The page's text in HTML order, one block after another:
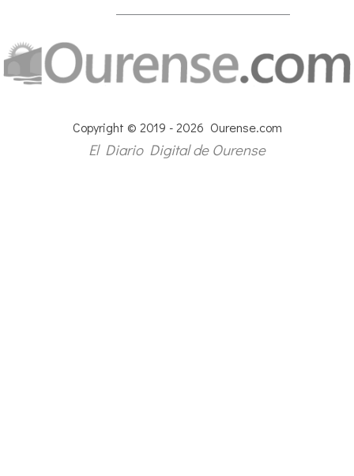
Copyright © 2019 - 2026 Ourense.com
El Diario Digital de Ourense